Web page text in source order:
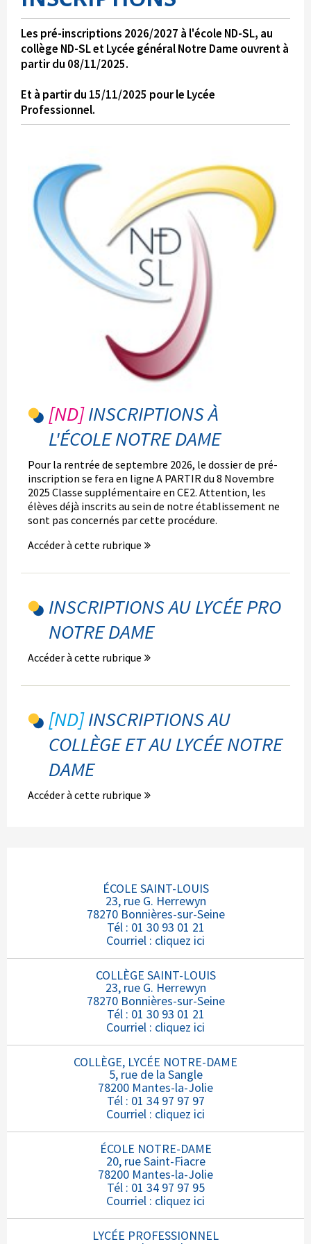
Les pré-inscriptions 2026/2027 à l'école ND-SL, au
collège ND-SL et Lycée général Notre Dame ouvrent à
partir du 08/11/2025.
Et à partir du 15/11/2025 pour le Lycée
Professionnel.
INSCRIPTIONS À
L'ÉCOLE NOTRE DAME
Pour la rentrée de septembre 2026, le dossier de pré-
inscription se fera en ligne A PARTIR du 8 Novembre
2025 Classe supplémentaire en CE2. Attention, les
élèves déjà inscrits au sein de notre établissement ne
sont pas concernés par cette procédure.
Accéder à cette rubrique
INSCRIPTIONS AU LYCÉE PRO
NOTRE DAME
Accéder à cette rubrique
INSCRIPTIONS AU
COLLÈGE ET AU LYCÉE NOTRE
DAME
Accéder à cette rubrique
ÉCOLE SAINT-LOUIS
23, rue G. Herrewyn
78270 Bonnières-sur-Seine
Tél : 01 30 93 01 21
Courriel : cliquez ici
COLLÈGE SAINT-LOUIS
23, rue G. Herrewyn
78270 Bonnières-sur-Seine
Tél : 01 30 93 01 21
Courriel : cliquez ici
COLLÈGE, LYCÉE NOTRE-DAME
5, rue de la Sangle
78200 Mantes-la-Jolie
Tél : 01 34 97 97 97
Courriel : cliquez ici
ÉCOLE NOTRE-DAME
20, rue Saint-Fiacre
78200 Mantes-la-Jolie
Tél : 01 34 97 97 95
Courriel : cliquez ici
LYCÉE PROFESSIONNEL